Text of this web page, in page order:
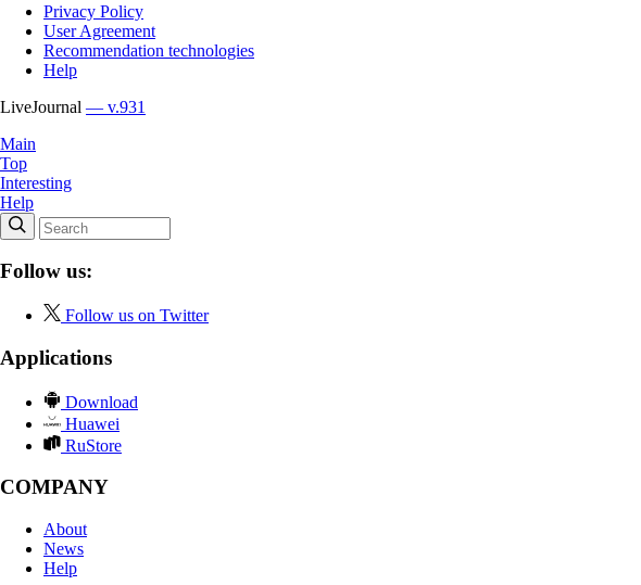
Privacy Policy
User Agreement
Recommendation technologies
Help
LiveJournal — v.931
Main
Top
Interesting
Help
Follow us:
Follow us on Twitter
Applications
Download
Huawei
RuStore
COMPANY
About
News
Help